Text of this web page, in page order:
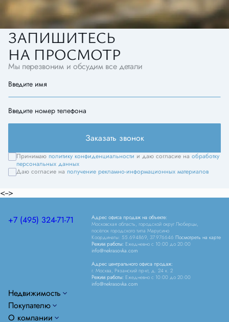
ЗАПИШИТЕСЬ
НА ПРОСМОТР
Мы перезвоним и обсудим все детали
Введите имя
Введите номер телефона
Заказать звонок
Принимаю политику конфиденциальности и даю согласие на обработку
персональных данных
Даю согласие на получение рекламно-информационных материалов
<-->
Недвижимость
Покупателю
О компании
+7 (495) 324-71-71
Адрес офиса продаж на объекте:
Московская область, городской округ Люберцы,
посёлок городского типа Марусино
Координаты: 55.694869, 37.976646 Посмотреть на карте
Режим работы: Ежедневно c 10:00 до 20:00
info@nekrasovka.com
Адрес центрального офиса продаж:
г. Москва, Рязанский пр-кт, д. 24 к. 2
Режим работы: Ежедневно c 10:00 до 20:00
info@nekrasovka.com